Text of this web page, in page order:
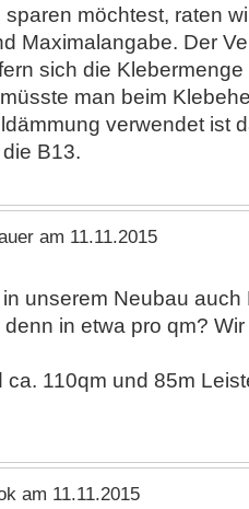
möchtest, raten
Maximalangabe. Der
sich die
man beim
verwendet ist
B13.
am 11.11.2015
unserem Neubau auch
in etwa pro qm?
ca. 110qm und 85m
am 11.11.2015